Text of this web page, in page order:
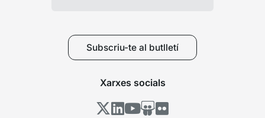
Subscriu-te al butlletí
Xarxes socials